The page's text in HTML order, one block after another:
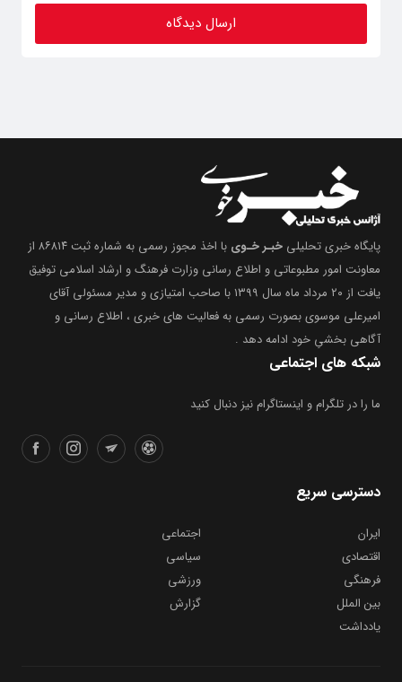
پایگاه خبری تحلیلی خبـر خـوی
با اخذ مجوز رسمی به شماره ثبت ۸۶۸۱۴ از
معاونت امور مطبوعاتی و اطلاع رسانی وزارت فرهنگ و ارشاد اسلامی توفیق
یافت از ۲۰ مرداد ماه سال ۱۳۹۹ با صاحب امتیازی و مدیر مسئولی آقای
امیرعلی موسوی بصورت رسمی به فعالیت های خبری ، اطلاع رسانی و
آگاهی بخشیِ خود ادامه دهد .
شبکه های اجتماعی
ما را در تلگرام و اینستاگرام نیز دنبال کنید
دسترسی سریع
ایران
اجتماعی
اقتصادی
سیاسی
فرهنگی
ورزشی
بین الملل
گزارش
یادداشت